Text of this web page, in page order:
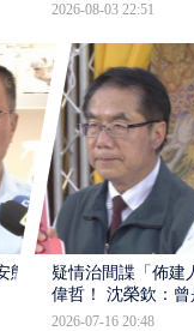
2026-08-03 22:51
疑情治間諜「佈建
偉哲！ 沈榮欽：曾
2026-07-16 20:48